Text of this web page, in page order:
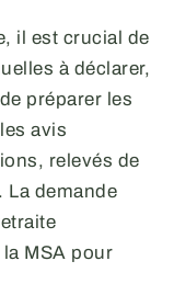
il est crucial de
à déclarer,
préparer les
avis
relevés de
La demande
MSA pour